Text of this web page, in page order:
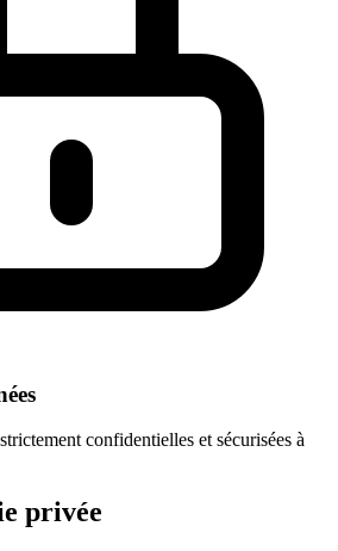
confidentielles et sécurisées à
privée